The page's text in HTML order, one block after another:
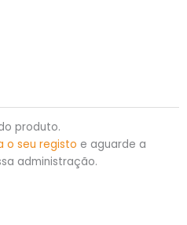
produto.
o seu registo e aguarde a
administração.